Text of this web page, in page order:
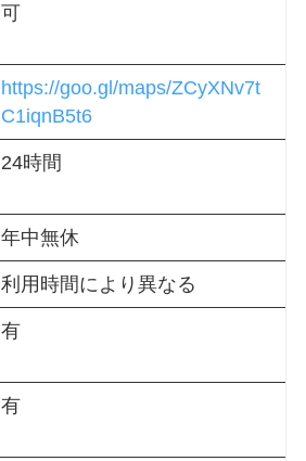
可
https://goo.gl/maps/ZCyXNv7t
C1iqnB5t6
24時間
年中無休
利用時間により異なる
有
有